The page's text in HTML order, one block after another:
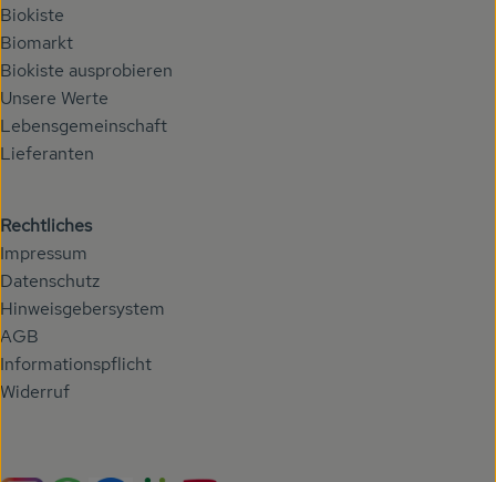
Biokiste
Biomarkt
Biokiste ausprobieren
Unsere Werte
Lebensgemeinschaft
Lieferanten
Rechtliches
Impressum
Datenschutz
Hinweisgebersystem
AGB
Informationspflicht
Widerruf